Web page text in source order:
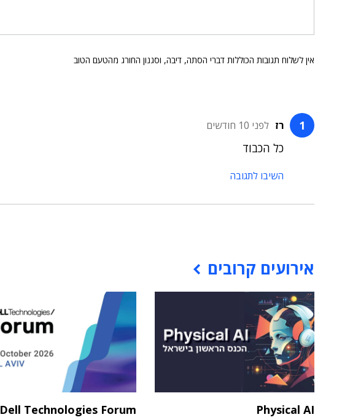
אין לשלוח תגובות הכוללות דברי הסתה, דיבה, וסגנון החורג מהטעם הטוב
רז לפני 10 חודשים
כל הכבוד
השיבו לתגובה
אירועים קרובים
Physical AI
Dell Technologies Forum